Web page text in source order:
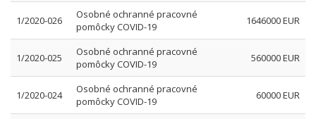
1/2020-026
Osobné ochranné pracovné
pomôcky COVID-19
1646000 EUR
1/2020-025
Osobné ochranné pracovné
pomôcky COVID-19
560000 EUR
1/2020-024
Osobné ochranné pracovné
pomôcky COVID-19
60000 EUR